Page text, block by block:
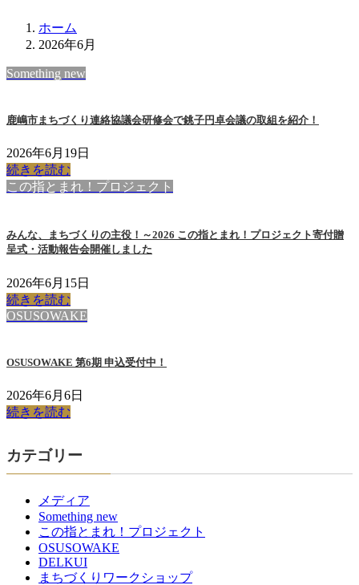
ホーム
2026年6月
Something new
鹿嶋市まちづくり連絡協議会研修会で銚子円卓会議の取組を紹介！
2026年6月19日
続きを読む
この指とまれ！プロジェクト
みんな、まちづくりの主役！～2026 この指とまれ！プロジェクト寄付贈
呈式・活動報告会開催しました
2026年6月15日
続きを読む
OSUSOWAKE
OSUSOWAKE 第6期 申込受付中！
2026年6月6日
続きを読む
カテゴリー
メディア
Something new
この指とまれ！プロジェクト
OSUSOWAKE
DELKUI
まちづくりワークショップ